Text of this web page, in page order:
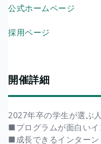
公式ホームページ
採用ページ
開催詳細
2027年卒の学生が選ぶ
■プログラムが面白いイ
■成長できるインター